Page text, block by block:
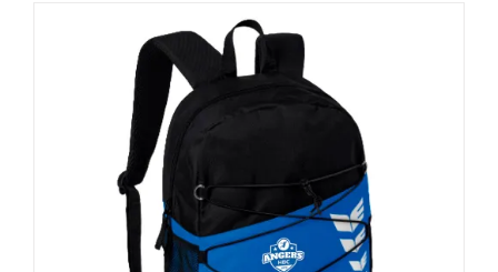
87,00 €